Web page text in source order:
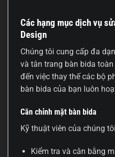
Các hạng mục dịch vụ
Design
Chúng tôi cung cấp đa
và tân trang bàn bida
đến việc thay thế các bộ
bàn bida của bạn luôn
Căn chỉnh mặt bàn bida
Kỹ thuật viên của chúng
Kiểm tra và cân bằng